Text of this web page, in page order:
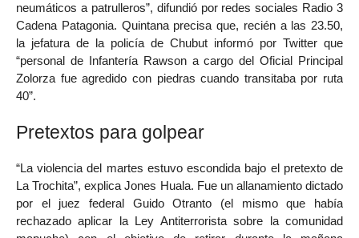
neumáticos a patrulleros”, difundió por redes sociales Radio 3
Cadena Patagonia. Quintana precisa que, recién a las 23.50,
la jefatura de la policía de Chubut informó por Twitter que
“personal de Infantería Rawson a cargo del Oficial Principal
Zolorza fue agredido con piedras cuando transitaba por ruta
40”.
Pretextos para golpear
“La violencia del martes estuvo escondida bajo el pretexto de
La Trochita”, explica Jones Huala. Fue un allanamiento dictado
por el juez federal Guido Otranto (el mismo que había
rechazado aplicar la Ley Antiterrorista sobre la comunidad